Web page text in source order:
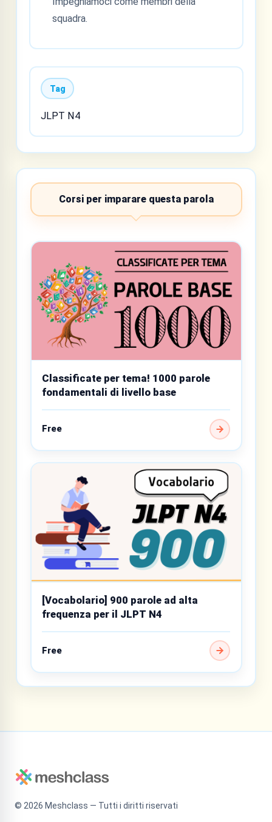
squadra.
Tag
JLPT N4
Corsi per imparare questa parola
Classificate per tema! 1000 parole
fondamentali di livello base
Free
[Vocabolario] 900 parole ad alta
frequenza per il JLPT N4
Free
© 2026 Meshclass — Tutti i diritti riservati